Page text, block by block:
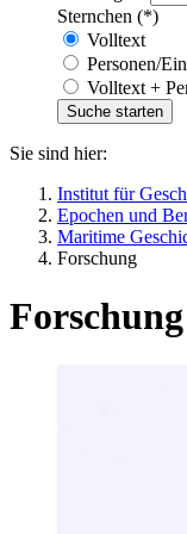
Sternchen (*)
Volltext
Personen/
Volltext +
Sie sind hier:
Institut für
Epochen und
Maritime
Forschung
Forschung